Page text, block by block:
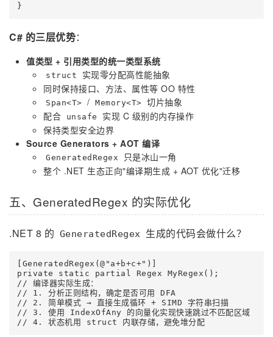
}
C# 的三层优势：
值类型 + 引用类型的统一类型系统
struct
实现零分配高性能抽象
同时保持接口、方法、属性等 OO 特性
Span<T> / Memory<T> 切片抽象
配合
unsafe
实现 C 级别的内存操作
保持类型安全边界
Source Generators + AOT 编译
GeneratedRegex
只是冰山一角
整个 .NET 生态正向"编译期生成 + AOT 优化"迁移
五、GeneratedRegex 的实际优化
.NET 8 的 GeneratedRegex 生成的代码会做什么？
[GeneratedRegex(@"a+b+c+")]
private static partial Regex MyRegex();
// 编译器实际生成：
// 1. 分析正则结构，确定是否可用 DFA
// 2. 简单模式 → 直接生成循环 + SIMD 字符串扫描
// 3. 使用 IndexOfAny 的向量化实现快速跳过不匹配区域
// 4. 状态机用 struct 内联存储，避免堆分配